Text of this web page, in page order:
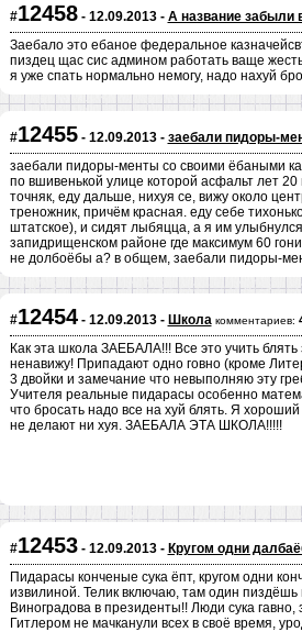
#12458- 12.09.2013 - А название забыли
Заебало это ебаное федеральное
пиздец щас сис админом работать ваще
я уже спать нормально немогу, надо нахуй
#12455- 12.09.2013 - заебали пидоры-
заебали пидоры-менты со своими ёбаными
по вшивенькой улице которой асфальт лет
точняк, еду дальше, нихуя се, вижу около
треножник, причём красная. еду себе
штатское), и сидят лыбяцца, а я им
запидрищенском районе где максимум 60
не долбоёбы а? в общем, заебали пидоры-
#12454- 12.09.2013 - Школа комментариев:
Как эта школа ЗАЕБАЛА!!! Все это учить
ненавижу! Припадают одно говно (кроме
3 двойки и замечание что невыполняю эту
Учителя реальные пидарасы особенно
что бросать надо все на хуй блять. Я
не делают ни хуя. ЗАЕБАЛА ЭТА ШКОЛА!!!!!
#12453- 12.09.2013 - Кругом одни
Пидарасы конченые сука ёпт, кругом одни
извилиной. Телик включаю, там один
Виноградова в президенты!! Люди сука
Гитлером не мачканули всех в своё время,